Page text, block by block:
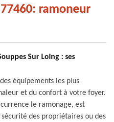
ramoneur
Sur Loing : ses
équipements les plus
et du confort à votre foyer.
le ramonage, est
des propriétaires ou des